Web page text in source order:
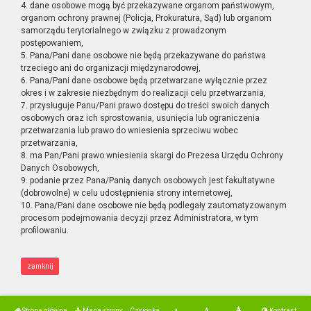
4. dane osobowe mogą być przekazywane organom państwowym,
organom ochrony prawnej (Policja, Prokuratura, Sąd) lub organom
samorządu terytorialnego w związku z prowadzonym
postępowaniem,
5. Pana/Pani dane osobowe nie będą przekazywane do państwa
trzeciego ani do organizacji międzynarodowej,
6. Pana/Pani dane osobowe będą przetwarzane wyłącznie przez
okres i w zakresie niezbędnym do realizacji celu przetwarzania,
7. przysługuje Panu/Pani prawo dostępu do treści swoich danych
osobowych oraz ich sprostowania, usunięcia lub ograniczenia
przetwarzania lub prawo do wniesienia sprzeciwu wobec
przetwarzania,
8. ma Pan/Pani prawo wniesienia skargi do Prezesa Urzędu Ochrony
Danych Osobowych,
9. podanie przez Pana/Panią danych osobowych jest fakultatywne
(dobrowolne) w celu udostępnienia strony internetowej,
10. Pana/Pani dane osobowe nie będą podlegały zautomatyzowanym
procesom podejmowania decyzji przez Administratora, w tym
profilowaniu.
zamknij